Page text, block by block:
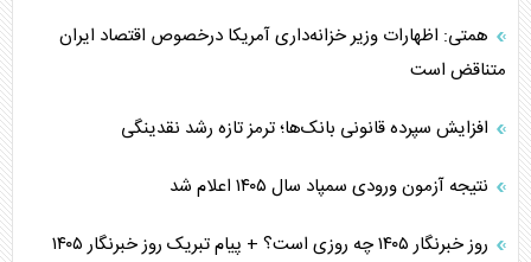
همتی: اظهارات وزیر خزانه‌داری آمریکا درخصوص اقتصاد ایران
متناقض است
افزایش سپرده قانونی بانک‌ها؛ ترمز تازه رشد نقدینگی
نتیجه آزمون ورودی سمپاد سال ۱۴۰۵ اعلام شد
روز خبرنگار ۱۴۰۵ چه روزی است؟ + پیام تبریک روز خبرنگار ۱۴۰۵